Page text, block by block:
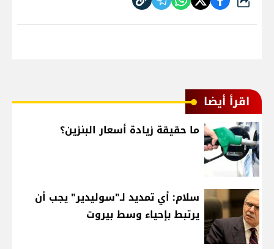
شارك
اقرأ أيضا
ما حقيقة زيادة أسعار البنزين؟
سلام: أي تمديد لـ"سوليدير" يجب أن
يرتبط بإحياء وسط بيروت